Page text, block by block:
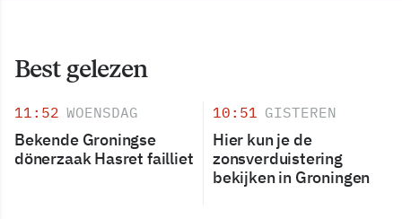
Best gelezen
11:52 WOENSDAG
Bekende Groningse
dönerzaak Hasret failliet
10:51 GISTEREN
Hier kun je de
zonsverduistering
bekijken in Groningen